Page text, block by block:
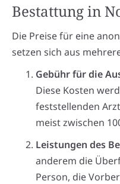
Bestattung in
Die Preise für eine
setzen sich aus
Gebühr für die
Diese Kosten
feststellenden
meist zwischen
Leistungen des
anderem die
Person, die